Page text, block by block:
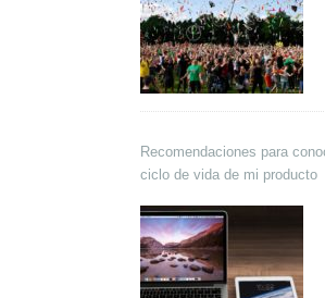
Recomendaciones para
ciclo de vida de mi producto